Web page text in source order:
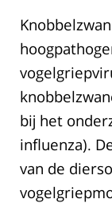
bij het
influenza).
van de